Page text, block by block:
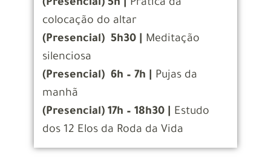
(Presencial) 5h |
Prática da
colocação do altar
(Presencial) 5h30 |
Meditação
silenciosa
(Presencial) 6h – 7h |
Pujas da
manhã
(Presencial) 17h – 18h30 |
Estudo
dos 12 Elos da Roda da Vida